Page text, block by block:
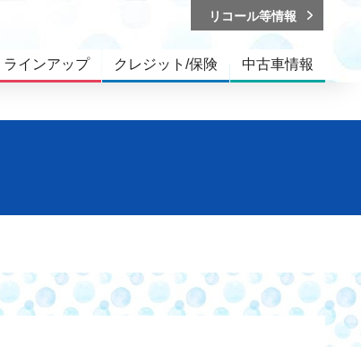
ラインアップ クレジット/保険 中古車情報
リコール等情報